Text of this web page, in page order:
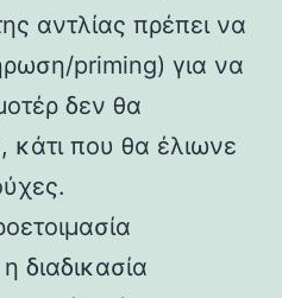
αντλίας πρέπει να
priming) για να
δεν θα
κάτι που θα έλιωνε
διαδικασία